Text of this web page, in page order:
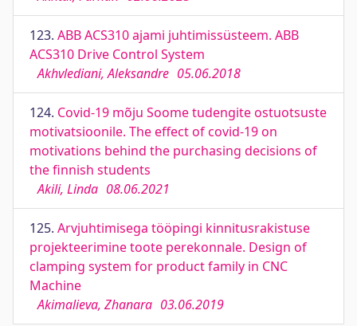
123. ABB ACS310 ajami juhtimissüsteem. ABB
ACS310 Drive Control System
Akhvlediani, Aleksandre 05.06.2018
124. Covid-19 mõju Soome tudengite ostuotsuste
motivatsioonile. The effect of covid-19 on
motivations behind the purchasing decisions of
the finnish students
Akili, Linda 08.06.2021
125. Arvjuhtimisega tööpingi kinnitusrakistuse
projekteerimine toote perekonnale. Design of
clamping system for product family in CNC
Machine
Akimalieva, Zhanara 03.06.2019